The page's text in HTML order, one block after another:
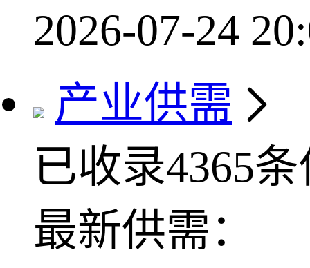
2026-07-24
产业供需
已收录4365
最新供需：